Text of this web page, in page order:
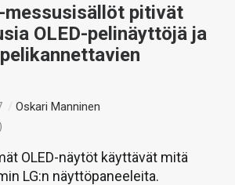
messusisällöt pitivät
OLED-pelinäyttöjä ja
/Oskari Manninen
OLED-näytöt käyttävät mitä
LG:n näyttöpaneeleita.